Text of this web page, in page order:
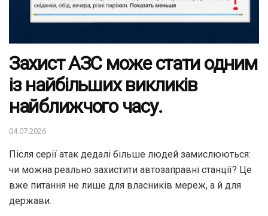
Захист АЗС може стати одним
із найбільших викликів
найближчого часу.
04.07.2026
Після серії атак дедалі більше людей замислюються:
чи можна реально захистити автозаправні станції? Це
вже питання не лише для власників мереж, а й для
держави.